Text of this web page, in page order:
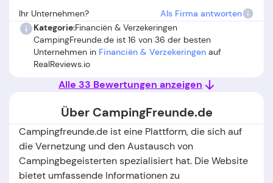
Ihr Unternehmen?
Als Firma antworten
Kategorie:Financiën & Verzekeringen
CampingFreunde.de ist 16 von 36 der besten
Unternehmen in Financiën & Verzekeringen auf
RealReviews.io
Alle 33 Bewertungen anzeigen
Über CampingFreunde.de
Campingfreunde.de ist eine Plattform, die sich auf
die Vernetzung und den Austausch von
Campingbegeisterten spezialisiert hat. Die Website
bietet umfassende Informationen zu